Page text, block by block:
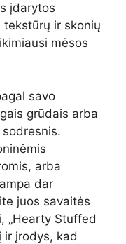
įdarytos
ir skonių
mėsos
savo
grūdais arba
arba
dar
juos savaitės
„Hearty Stuffed
ir įrodys, kad